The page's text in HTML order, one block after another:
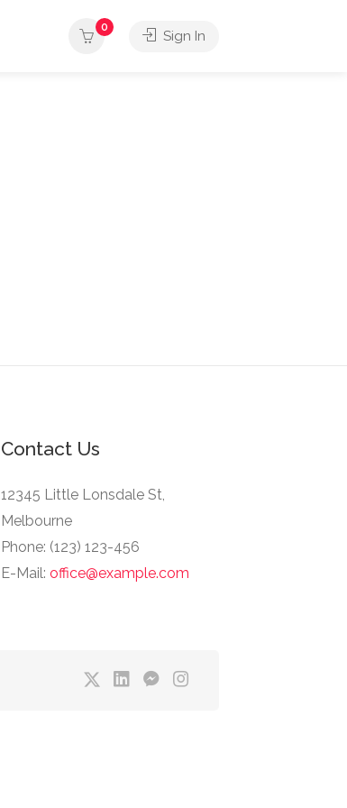
0
Sign In
Contact Us
12345 Little Lonsdale St,
Melbourne
Phone: (123) 123-456
E-Mail: office@example.com